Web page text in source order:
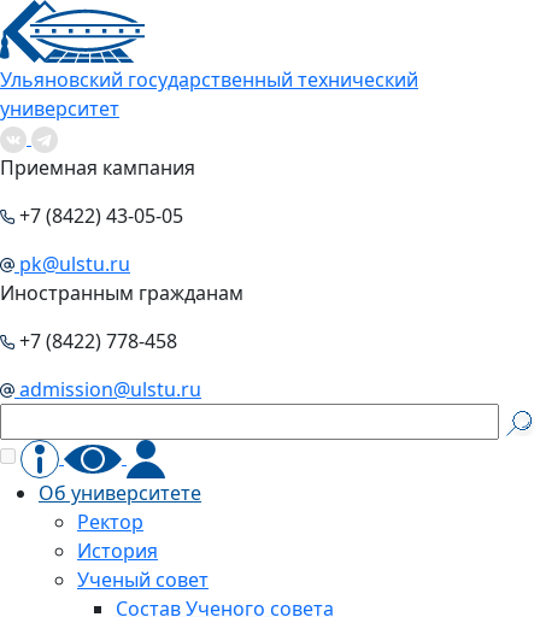
Ульяновский государственный технический
университет
Приемная кампания
+7 (8422) 43-05-05
pk@ulstu.ru
Иностранным гражданам
+7 (8422) 778-458
admission@ulstu.ru
Об университете
Ректор
История
Ученый совет
Состав Ученого совета